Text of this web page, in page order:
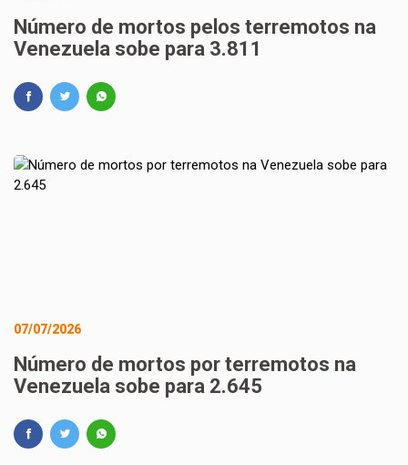
Número de mortos pelos terremotos na
Venezuela sobe para 3.811
07/07/2026
Número de mortos por terremotos na
Venezuela sobe para 2.645